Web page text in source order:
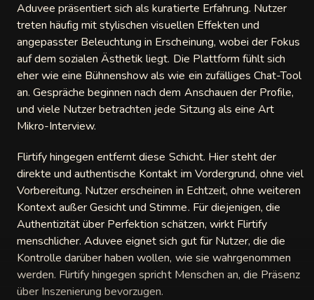
Aduvee präsentiert sich als kuratierte Erfahrung. Nutzer
treten häufig mit stylischen visuellen Effekten und
angepasster Beleuchtung in Erscheinung, wobei der Fokus
auf dem sozialen Ästhetik liegt. Die Plattform fühlt sich
eher wie eine Bühnenshow als wie ein zufälliges Chat-Tool
an. Gespräche beginnen nach dem Anschauen der Profile,
und viele Nutzer betrachten jede Sitzung als eine Art
Mikro-Interview.
Flirtify hingegen entfernt diese Schicht. Hier steht der
direkte und authentische Kontakt im Vordergrund, ohne viel
Vorbereitung. Nutzer erscheinen in Echtzeit, ohne weiteren
Kontext außer Gesicht und Stimme. Für diejenigen, die
Authentizität über Perfektion schätzen, wirkt Flirtify
menschlicher. Aduvee eignet sich gut für Nutzer, die die
Kontrolle darüber haben wollen, wie sie wahrgenommen
werden. Flirtify hingegen spricht Menschen an, die Präsenz
über Inszenierung bevorzugen.